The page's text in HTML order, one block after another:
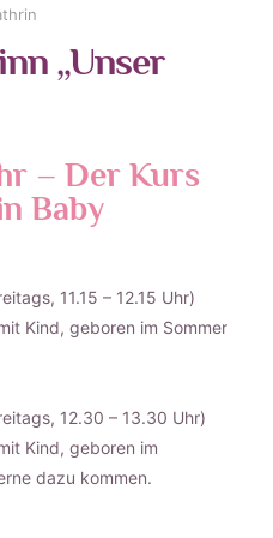
„Unser
– Der Kurs
Baby
11.15 – 12.15 Uhr)
Kind, geboren im Sommer
12.30 – 13.30 Uhr)
Kind, geboren im
dazu kommen.